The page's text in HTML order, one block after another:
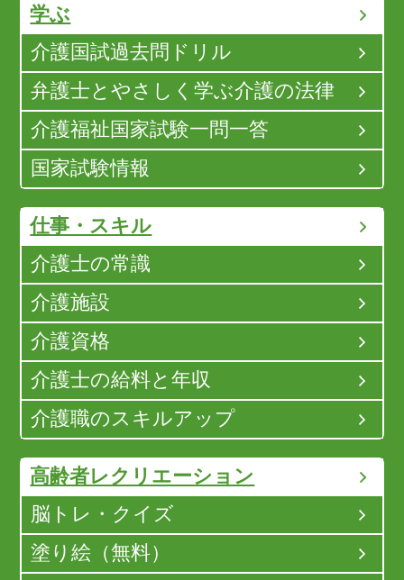
学ぶ
介護国試過去問ドリル
弁護士とやさしく学ぶ介護の法律
介護福祉国家試験一問一答
国家試験情報
仕事・スキル
介護士の常識
介護施設
介護資格
介護士の給料と年収
介護職のスキルアップ
高齢者レクリエーション
脳トレ・クイズ
塗り絵（無料）